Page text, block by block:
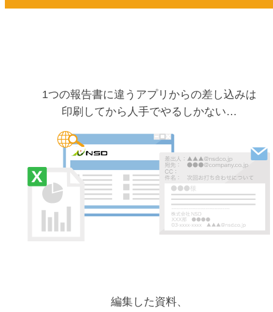
1つの報告書に違うアプリからの差し込みは
印刷してから人手でやるしかない…
編集した資料、